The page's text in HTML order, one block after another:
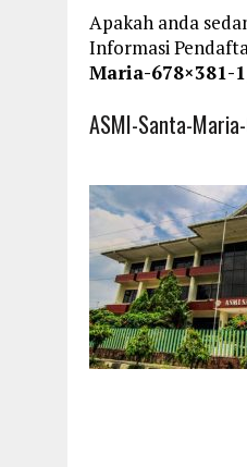
Apakah anda
Informasi
Maria-678×381-1
ASMI-Santa-